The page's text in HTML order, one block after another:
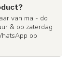
van ma - do
& op zaterdag
op